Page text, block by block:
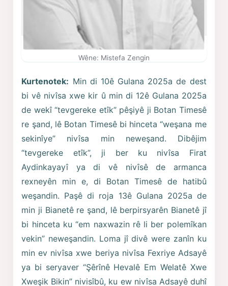
Wêne: Mistefa Zengin
Kurtenotek: Min di 10ê Gulana 2025a de dest
bi vê nivîsa xwe kir û min di 12ê Gulana 2025a
de wekî “tevgereke etîk” pêşiyê ji Botan Timesê
re şand, lê Botan Timesê bi hinceta “weşana me
sekinîye” nivîsa min neweşand. Dibêjim
“tevgereke etîk”, ji ber ku nivîsa Firat
Aydinkayayî ya di vê nivîsê de armanca
rexneyên min e, di Botan Timesê de hatibû
weşandin. Paşê di roja 13ê Gulana 2025a de
min ji Bianetê re şand, lê berpirsyarên Bianetê jî
bi hinceta ku “em naxwazin rê li ber polemîkan
vekin” neweşandin. Loma jî divê were zanîn ku
min ev nivîsa xwe beriya nivîsa Fexriye Adsayê
ya bi seryaver “Şêrînê Hevalê Em Welatê Xwe
Xweşik Bikin” nivisîbû, ku ew nivîsa Adsayê duhî